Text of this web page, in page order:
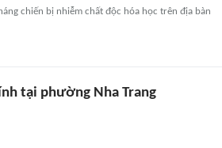
chiến bị nhiễm chất độc hóa học trên địa bàn
tại phường Nha Trang